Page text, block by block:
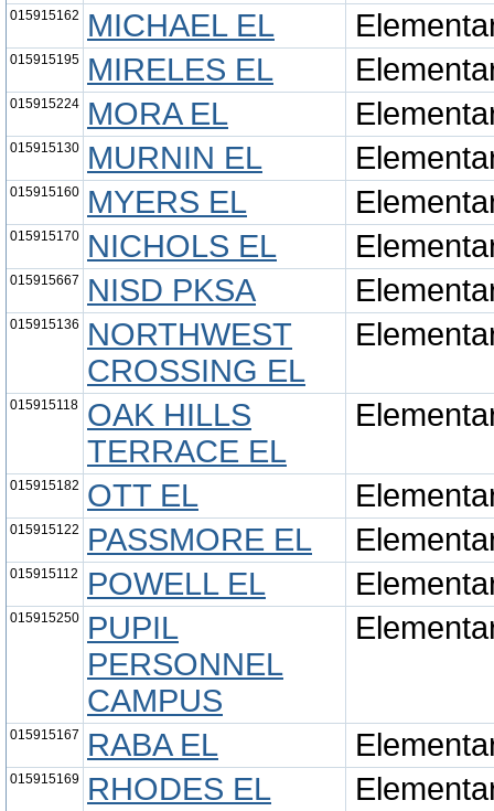
015915162 MICHAEL EL
015915195 MIRELES EL
015915224 MORA EL
015915130 MURNIN EL
015915160 MYERS EL
015915170 NICHOLS EL
015915667 NISD PKSA
015915136
NORTHWEST
CROSSING EL
015915118
OAK HILLS
TERRACE EL
015915182 OTT EL
015915122 PASSMORE EL
015915112 POWELL EL
015915250
PUPIL
PERSONNEL
CAMPUS
015915167 RABA EL
015915169 RHODES EL